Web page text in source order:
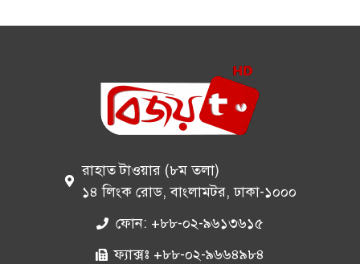
রাহাত টাওয়ার (৮ম তলা)
১৪ লিংক রোড, বাংলামটর, ঢাকা-১০০০
ফোন: +৮৮-০২-৯৬১৩৬১৫
ফ্যাক্সঃ +৮৮-০২-৯৬৬৪৯৮৪